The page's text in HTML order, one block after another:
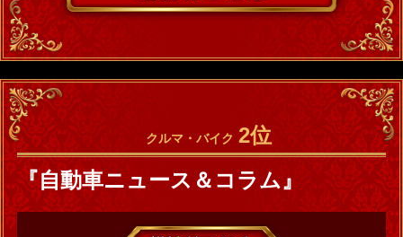
クルマ・バイク 2位
『自動車ニュース＆コラム』